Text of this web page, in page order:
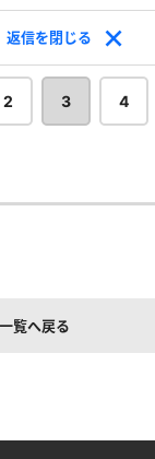
返信を閉じる
2 3 4
覧へ戻る